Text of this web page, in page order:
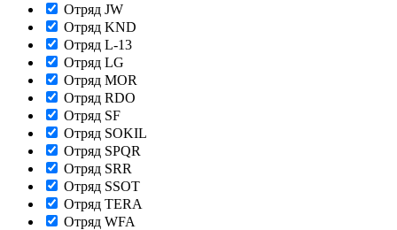
Отряд JW
Отряд KND
Отряд L-13
Отряд LG
Отряд MOR
Отряд RDO
Отряд SF
Отряд SOKIL
Отряд SPQR
Отряд SRR
Отряд SSOT
Отряд TERA
Отряд WFA